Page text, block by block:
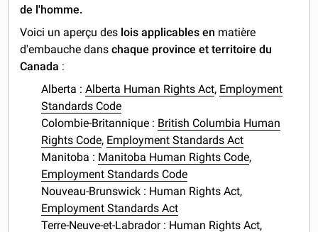
de l'homme.
Voici un aperçu des lois applicables en matière
d'embauche danschaque province et territoire du
Canada :
Alberta :Alberta Human Rights Act, Employment
Standards Code
Colombie-Britannique : British Columbia Human
Rights Code, Employment Standards Act
Manitoba : Manitoba Human Rights Code,
Employment Standards Code
Nouveau-Brunswick : Human Rights Act,
Employment Standards Act
Terre-Neuve-et-Labrador : Human Rights Act,